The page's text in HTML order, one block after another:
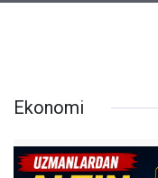
Ekonomi